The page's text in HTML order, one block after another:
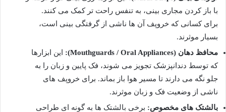
با باز کردن مجاری بینی، به تنفس راحت تر کمک می کنند.
برای کسانی که خروپف آن ها ناشی از گرفتگی بینی است،
بسیار موثرند.
محافظ دهان (Mouthguards / Oral Appliances):
این ابزارها
که توسط دندانپزشک تجویز می شوند، فک پایین و زبان را به
جلو نگه می دارند تا مسیر هوا باز بماند. برای خروپف های
ناشی از وضعیت فک و زبان موثرند.
بالشتک های مخصوص: برخی بالشتک ها به گونه ای طراحی